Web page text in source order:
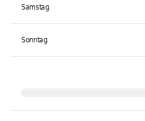
Samstag
Sonntag